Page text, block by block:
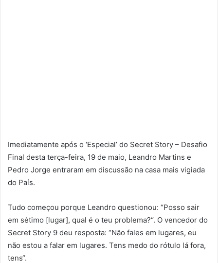
Imediatamente após o ‘Especial’ do Secret Story – Desafio
Final desta terça-feira, 19 de maio, Leandro Martins e
Pedro Jorge entraram em discussão na casa mais vigiada
do País.
Tudo começou porque Leandro questionou: “Posso sair
em sétimo [lugar], qual é o teu problema?“. O vencedor do
Secret Story 9 deu resposta: “Não fales em lugares, eu
não estou a falar em lugares. Tens medo do rótulo lá fora,
tens“.